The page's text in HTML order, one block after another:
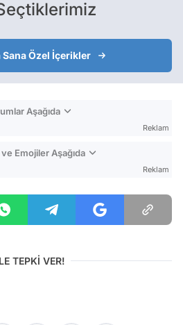
Sana Özel İçerikler
Aşağıda
Reklam
Emojiler Aşağıda
Reklam
TEPKİ VER!